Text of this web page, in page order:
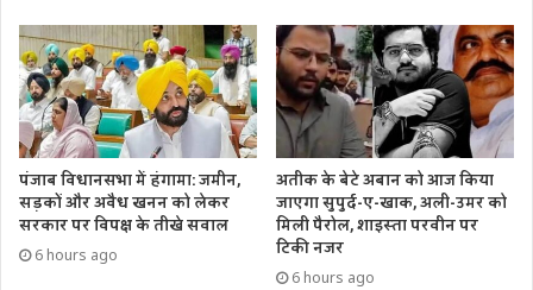
पंजाब विधानसभा में हंगामा: जमीन,
सड़कों और अवैध खनन को लेकर
सरकार पर विपक्ष के तीखे सवाल
6 hours ago
अतीक के बेटे अबान को आज किया
जाएगा सुपुर्द-ए-खाक, अली-उमर को
मिली पैरोल, शाइस्ता परवीन पर
टिकी नजर
6 hours ago